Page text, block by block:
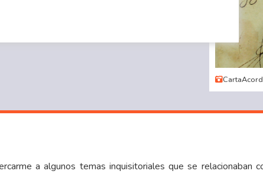
a algunos temas inquisitoriales que se